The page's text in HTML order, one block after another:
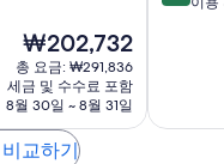
현
재
요
금
₩202,732
₩202,732
총 요금: ₩291,836
세금 및 수수료 포함
8월 30일 ~ 8월 31일
젤
매
교하기